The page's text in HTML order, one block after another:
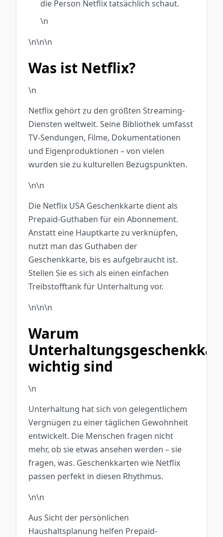
die Person Netflix tatsächlich schaut.
\n
\n\n\n
Was ist Netflix?
\n
Netflix gehört zu den größten Streaming-
Diensten weltweit. Seine Bibliothek umfasst
TV-Sendungen, Filme, Dokumentationen
und Eigenproduktionen – von vielen
wurden sie zu kulturellen Bezugspunkten.
\n\n
Die Netflix USA Geschenkkarte dient als
Prepaid-Guthaben für ein Abonnement.
Anstatt eine Hauptkarte zu verknüpfen,
nutzt man das Guthaben der
Geschenkkarte, bis es aufgebraucht ist.
Stellen Sie es sich als einen einfachen
Treibstofftank für Unterhaltung vor.
\n\n\n
Warum
wichtig sind
\n
Unterhaltung hat sich von gelegentlichem
Vergnügen zu einer täglichen Gewohnheit
entwickelt. Die Menschen fragen nicht
mehr, ob sie etwas ansehen werden – sie
fragen, was. Geschenkkarten wie Netflix
passen perfekt in diesen Rhythmus.
\n\n
Aus Sicht der persönlichen
Haushaltsplanung helfen Prepaid-